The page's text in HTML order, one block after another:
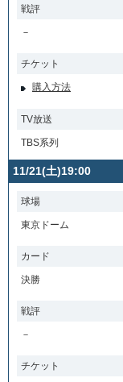
戦評
－
チケット
購入方法
TV放送
TBS系列
11/21(土)19:00
球場
東京ドーム
カード
決勝
戦評
－
チケット